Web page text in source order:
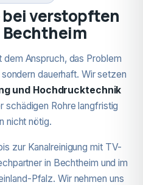
verstopften
Bechtheim
Anspruch, das Problem
dauerhaft. Wir setzen
und Hochdrucktechnik
Rohre langfristig
nicht nötig.
zur Kanalreinigung mit TV-
in Bechtheim und im
Pfalz. Wir nehmen uns